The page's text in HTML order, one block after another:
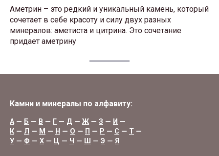
Аметрин – это редкий и уникальный камень, который
сочетает в себе красоту и силу двух разных
минералов: аметиста и цитрина. Это сочетание
придает аметрину
Камни и минералы по алфавиту:
А— Б — В — Г — Д — Ж — З — И —
К — Л — М — Н — О — П — Р — С — Т —
У — Ф — Х — Ц — Ч — Ш — Э — Я